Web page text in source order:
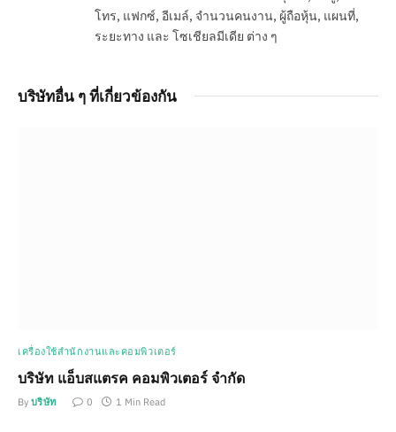
โทร, แฟกซ์, อีเมล์, จำนวนคนงาน, ผู้ถือหุ้น, แผนที่,
ระยะทาง และ โซเชียลมีเดีย ต่าง ๆ
บริษัทอื่น ๆ ที่เกี่ยวข้องกัน
เครื่องใช้สำนักงานและคอมพิวเตอร์
บริษัท แอ็บสแตรค คอมพิวเตอร์ จำกัด
By บริษัท 0 1 Min Read